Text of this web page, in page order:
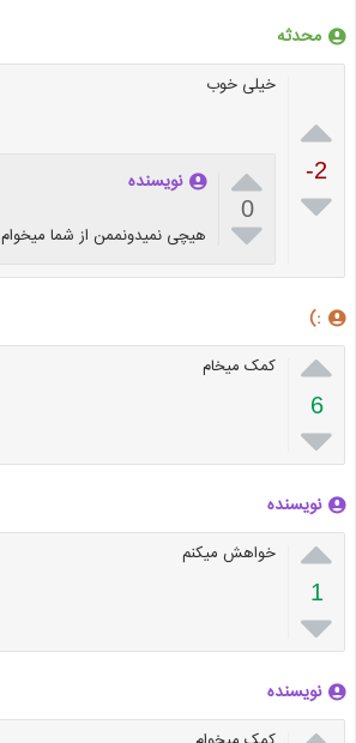
محدثه

-2

خیلی خوب

0

نویسنده
هیچی نمیدونممن از شما میخوام
:)

6

کمک میخام
نویسنده

1

خواهش میکنم
نویسنده